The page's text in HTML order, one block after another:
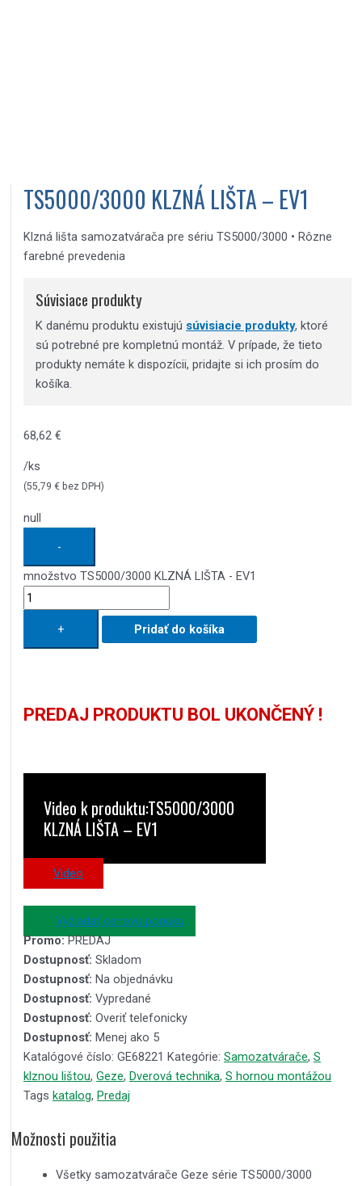
TS5000/3000 KLZNÁ LIŠTA – EV1
Klzná lišta samozatvárača pre sériu TS5000/3000 • Rôzne
farebné prevedenia
Súvisiace produkty
K danému produktu existujú súvisiacie produkty, ktoré
sú potrebné pre kompletnú montáž. V prípade, že tieto
produkty nemáte k dispozícii, pridajte si ich prosím do
košíka.
68,62 €
/ks
(55,79 € bez DPH)
null
-
množstvo TS5000/3000 KLZNÁ LIŠTA - EV1
+ Pridať do košíka
PREDAJ PRODUKTU BOL UKONČENÝ !
Video k produktu:TS5000/3000
KLZNÁ LIŠTA – EV1
Video
Vyžiadať cenovú ponuku
Promo:PREDAJ
Dostupnosť: Skladom
Dostupnosť: Na objednávku
Dostupnosť: Vypredané
Dostupnosť: Overiť telefonicky
Dostupnosť: Menej ako 5
Katalógové číslo: GE68221 Kategórie: Samozatvárače, S
klznou lištou, Geze, Dverová technika, S hornou montážou
Tags katalog, Predaj
Možnosti použitia
Všetky samozatvárače Geze série TS5000/3000